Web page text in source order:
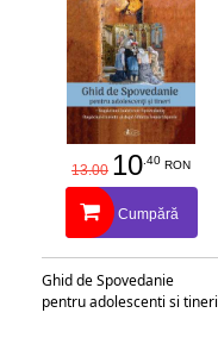
13.00 10.40 RON
Cumpără
Ghid de Spovedanie
pentru adolescenti si tineri